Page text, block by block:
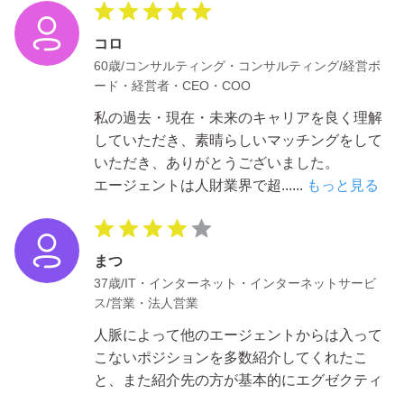
コロ
60歳/コンサルティング・コンサルティング/経営ボ
ード・経営者・CEO・COO
私の過去・現在・未来のキャリアを良く理解
していただき、素晴らしいマッチングをして
いただき、ありがとうございました。
エージェントは人財業界で超...... もっと見る
まつ
37歳/IT・インターネット・インターネットサービ
ス/営業・法人営業
人脈によって他のエージェントからは入って
こないポジションを多数紹介してくれたこ
と、また紹介先の方が基本的にエグゼクティ